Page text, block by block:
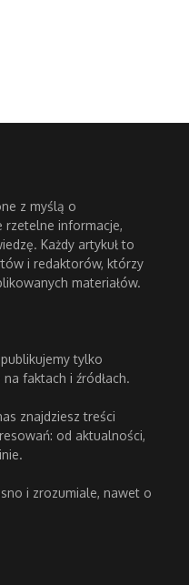
z myślą o
rzetelne informacje,
Każdy artykuł to
i redaktorów, którzy
materiałów.
tylko
faktach i źródłach.
znajdziesz treści
od aktualności,
i zrozumiale, nawet o